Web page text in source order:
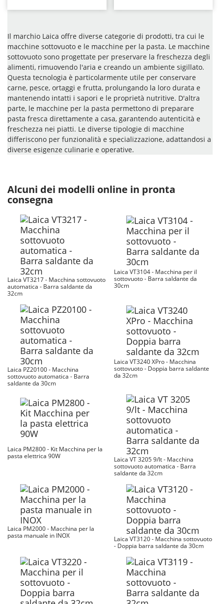
Il marchio Laica offre diverse categorie di prodotti, tra cui le
macchine sottovuoto e le macchine per la pasta. Le macchine
sottovuoto sono progettate per preservare la freschezza degli
alimenti, rimuovendo l'aria e creando un ambiente sigillato.
Questa tecnologia è particolarmente utile per conservare
carne, pesce, ortaggi e frutta, prolungando la loro durata e
mantenendo intatti i sapori e le proprietà nutritive. D'altra
parte, le macchine per la pasta permettono di preparare
pasta fresca direttamente a casa, garantendo autenticità e
freschezza nei piatti. Le diverse tipologie di macchine
differiscono per funzionalità e specializzazione, adattandosi a
diverse esigenze culinarie e operative.
Alcuni dei modelli online in pronta
consegna
Laica VT3217 - Macchina sottovuoto
automatica - Barra saldante da
32cm
Laica VT3104 - Macchina per il
sottovuoto - Barra saldante da
30cm
Laica PZ20100 - Macchina
sottovuoto automatica - Barra
saldante da 30cm
Laica VT3240 XPro - Macchina
sottovuoto - Doppia barra saldante
da 32cm
Laica PM2800 - Kit Macchina per la
pasta elettrica 90W
Laica VT 3205 9/lt - Macchina
sottovuoto automatica - Barra
saldante da 32cm
Laica PM2000 - Macchina per la
pasta manuale in INOX
Laica VT3120 - Macchina sottovuoto
- Doppia barra saldante da 30cm